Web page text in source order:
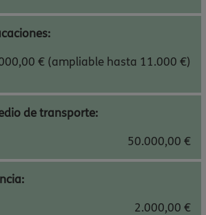
€ (ampliable hasta 11.000 €)
de transporte:
50.000,00 €
2.000,00 €